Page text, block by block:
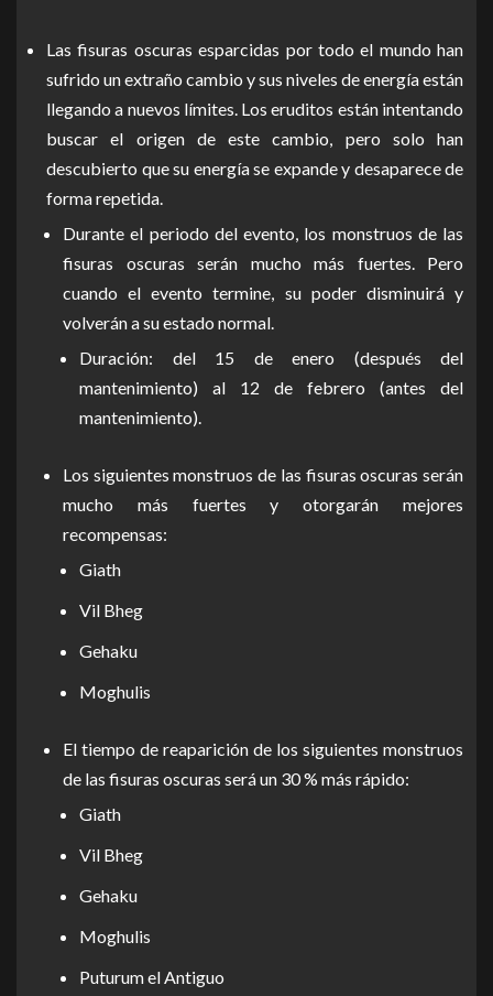
Las fisuras oscuras esparcidas por todo el mundo han
sufrido un extraño cambio y sus niveles de energía están
llegando a nuevos límites. Los eruditos están intentando
buscar el origen de este cambio, pero solo han
descubierto que su energía se expande y desaparece de
forma repetida.
Durante el periodo del evento, los monstruos de las
fisuras oscuras serán mucho más fuertes. Pero
cuando el evento termine, su poder disminuirá y
volverán a su estado normal.
Duración: del 15 de enero (después del
mantenimiento) al 12 de febrero (antes del
mantenimiento).
Los siguientes monstruos de las fisuras oscuras serán
mucho más fuertes y otorgarán mejores
recompensas:
Giath
Vil Bheg
Gehaku
Moghulis
El tiempo de reaparición de los siguientes monstruos
de las fisuras oscuras será un 30 % más rápido:
Giath
Vil Bheg
Gehaku
Moghulis
Puturum el Antiguo